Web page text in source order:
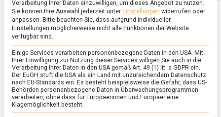
ERNÄHRUNG & GESUNDHEIT /FEATURED
Pistazien, grünes Glück
aus Sizilien
1. September 2023 Johannes Commenton
Glück
Verarbeitung Ihrer Daten einzuwilligen, um dieses Angebot zu nutzen.
Sie können Ihre Auswahl jederzeit unter Einstellungen widerrufen oder
anpassen. Bitte beachten Sie, dass aufgrund individueller
Einstellungen möglicherweise nicht alle Funktionen der Website
verfügbar sind.
Einige Services verarbeiten personenbezogene Daten in den USA. Mit
Ihrer Einwilligung zur Nutzung dieser Services willigen Sie auch in die
Verarbeitung Ihrer Daten in den USA gemäß Art. 49 (1) lit. a GDPR ein.
Der EuGH stuft die USA als ein Land mit unzureichendem Datenschutz
nach EU-Standards ein. Es besteht beispielsweise die Gefahr, dass US-
Behörden personenbezogene Daten in Überwachungsprogrammen
verarbeiten, ohne dass für Europäerinnen und Europäer eine
Klagemöglichkeit besteht.